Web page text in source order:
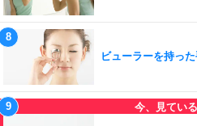
ビューラーを持っ